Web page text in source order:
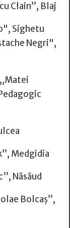
Clain”, Blaj
Sighetu
Negri",
Medgidia
Năsăud
Bolcaș”,